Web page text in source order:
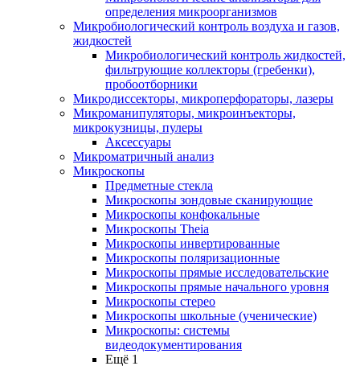
определения микроорганизмов
Микробиологический контроль воздуха и газов,
жидкостей
Микробиологический контроль жидкостей,
фильтрующие коллекторы (гребенки),
пробоотборники
Микродиссекторы, микроперфораторы, лазеры
Микроманипуляторы, микроинъекторы,
микрокузницы, пулеры
Аксессуары
Микроматричный анализ
Микроскопы
Предметные стекла
Микроскопы зондовые сканирующие
Микроскопы конфокальные
Микроскопы Theia
Микроскопы инвертированные
Микроскопы поляризационные
Микроскопы прямые исследовательские
Микроскопы прямые начального уровня
Микроскопы стерео
Микроскопы школьные (ученические)
Микроскопы: системы
видеодокументирования
Ещё 1